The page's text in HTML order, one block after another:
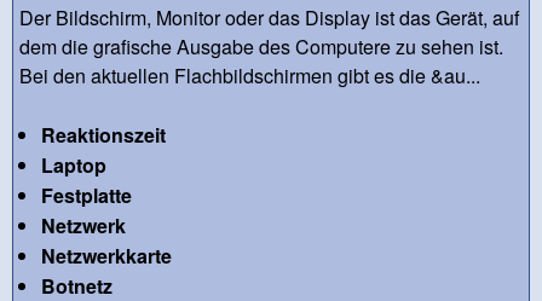
Der Bildschirm, Monitor oder das Display ist das Gerät, auf
dem die grafische Ausgabe des Computere zu sehen ist.
Bei den aktuellen Flachbildschirmen gibt es die &au...
Reaktionszeit
Laptop
Festplatte
Netzwerk
Netzwerkkarte
Botnetz